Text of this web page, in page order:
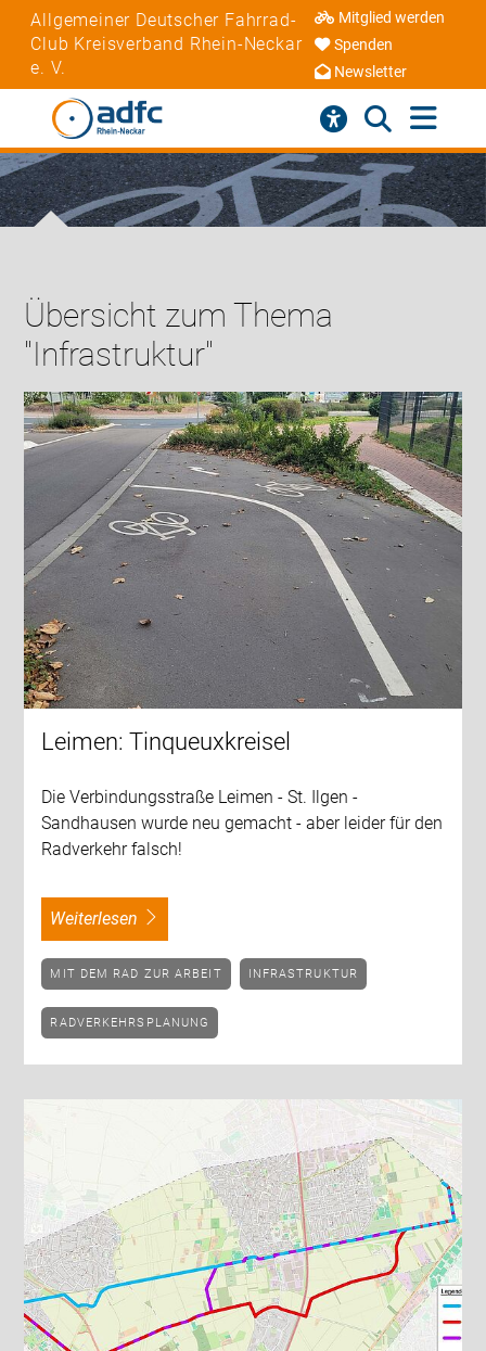
Allgemeiner Deutscher Fahrrad-
Club Kreisverband Rhein-Neckar
e. V.
Mitglied werden
Spenden
Newsletter
Übersicht zum Thema
"Infrastruktur"
Leimen: Tinqueuxkreisel
Die Verbindungsstraße Leimen - St. Ilgen -
Sandhausen wurde neu gemacht - aber leider für den
Radverkehr falsch!
weiterlesen
MIT DEM RAD ZUR ARBEIT INFRASTRUKTUR
RADVERKEHRSPLANUNG